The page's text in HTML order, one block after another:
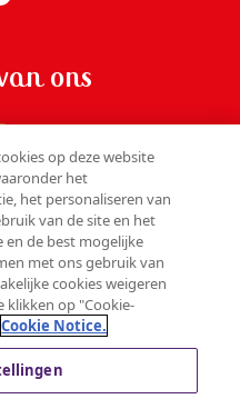
ons
GEMEENSCHAP
op deze website
het
het personaliseren van
van de site en het
en de best mogelijke
met ons gebruik van
cookies weigeren
klikken op "Cookie-
Cookie Notice.